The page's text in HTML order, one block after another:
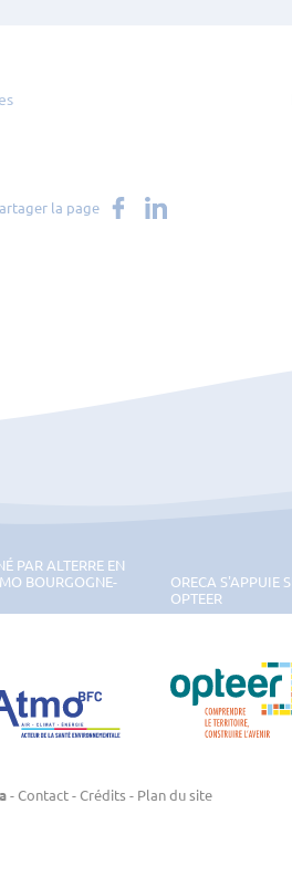
la page Partager sur Facebook
Partager sur LinkedIn
PAR ALTERRE EN
BOURGOGNE-
Comté
ORECA S'APPUIE
OPTEER
-Contact-Crédits- Plan du site